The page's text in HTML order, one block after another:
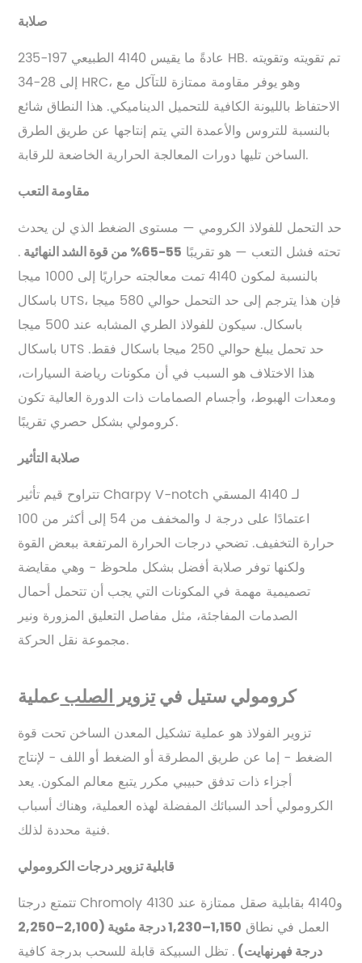
صلابة
عادةً ما يقيس 4140 الطبيعي 197-235 HB. تم تقويته وتقويته
إلى 28-34 HRC، وهو يوفر مقاومة ممتازة للتآكل مع
الاحتفاظ بالليونة الكافية للتحميل الديناميكي. هذا النطاق شائع
بالنسبة للتروس والأعمدة التي يتم إنتاجها عن طريق الطرق
الساخن تليها دورات المعالجة الحرارية الخاضعة للرقابة.
مقاومة التعب
حد التحمل للفولاذ الكرومي — مستوى الضغط الذي لن يحدث
تحته فشل التعب — هو تقريبًا 55-65% من قوة الشد النهائية
.
بالنسبة لمكون 4140 تمت معالجته حراريًا إلى 1000 ميجا
باسكال UTS، فإن هذا يترجم إلى حد التحمل حوالي 580 ميجا
باسكال. سيكون للفولاذ الطري المشابه عند 500 ميجا
باسكال UTS حد تحمل يبلغ حوالي 250 ميجا باسكال فقط.
هذا الاختلاف هو السبب في أن مكونات رياضة السيارات،
ومعدات الهبوط، وأجسام الصمامات ذات الدورة العالية تكون
كرومولي بشكل حصري تقريبًا.
صلابة التأثير
تتراوح قيم تأثير Charpy V-notch لـ 4140 المسقي
والمخفف من 54 إلى أكثر من 100 J اعتمادًا على درجة
حرارة التخفيف. تضحي درجات الحرارة المرتفعة ببعض القوة
ولكنها توفر صلابة أفضل بشكل ملحوظ - وهي مقايضة
تصميمية مهمة في المكونات التي يجب أن تتحمل أحمال
الصدمات المفاجئة، مثل مفاصل التعليق المزورة ونير
مجموعة نقل الحركة.
كرومولي ستيل فيتزوير الصلب عملية
تزوير الفولاذ هو عملية تشكيل المعدن الساخن تحت قوة
الضغط - إما عن طريق المطرقة أو الضغط أو اللف - لإنتاج
أجزاء ذات تدفق حبيبي مكرر يتبع معالم المكون. يعد
الكرومولي أحد السبائك المفضلة لهذه العملية، وهناك أسباب
فنية محددة لذلك.
قابلية تزوير درجات الكرومولي
تتمتع درجتا Chromoly 4130 و4140 بقابلية صقل ممتازة عند
العمل في نطاق
1,150–1,230 درجة مئوية (2,100–2,250
درجة فهرنهايت) . تظل السبيكة قابلة للسحب بدرجة كافية